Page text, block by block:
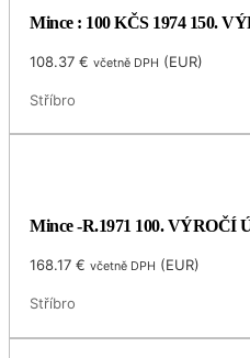
Mince : 100 KČS 1974 150.
108.37€ včetně DPH (EUR)
Stříbro
Mince -R.1971 100. VÝROČÍ
168.17€ včetně DPH (EUR)
Stříbro